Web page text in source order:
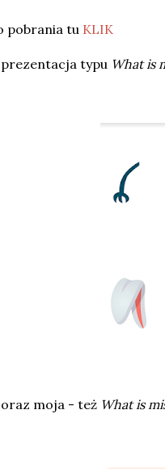
pobrania tu KLIK
prezentacja typu What is
oraz moja - też What is